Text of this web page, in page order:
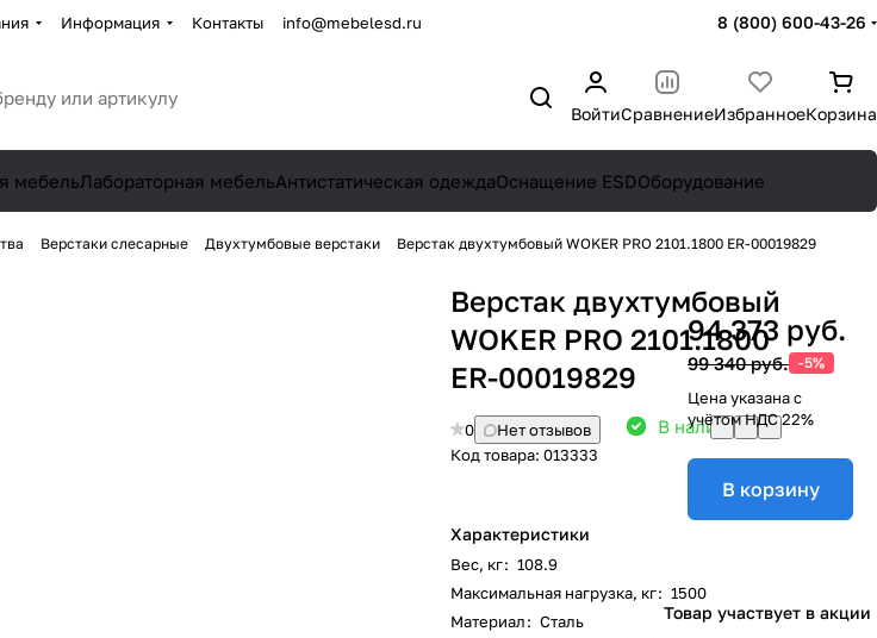
Информация Контакты info@mebelesd.ru 8 (800) 600-43-26
ВойтиСравнениеИзбранноеКорзина
мебельЛабораторная мебельАнтистатическая одеждаОснащение ESDОборудование
Верстаки слесарные Двухтумбовые верстаки Верстак двухтумбовый WOKER PRO 2101.1800 ER-00019829
Верстак двухтумбовый
WOKER PRO 2101.1800
ER-00019829
0
Нет отзывов
Код товара: 013333
В наличии: 6
Характеристики
Вес, кг: 108.9
Максимальная нагрузка, кг: 1500
Материал: Сталь
94 373 руб.
99 340 руб. -5%
Цена указана с
учётом НДС 22%
В корзину
Товар участвует в акции